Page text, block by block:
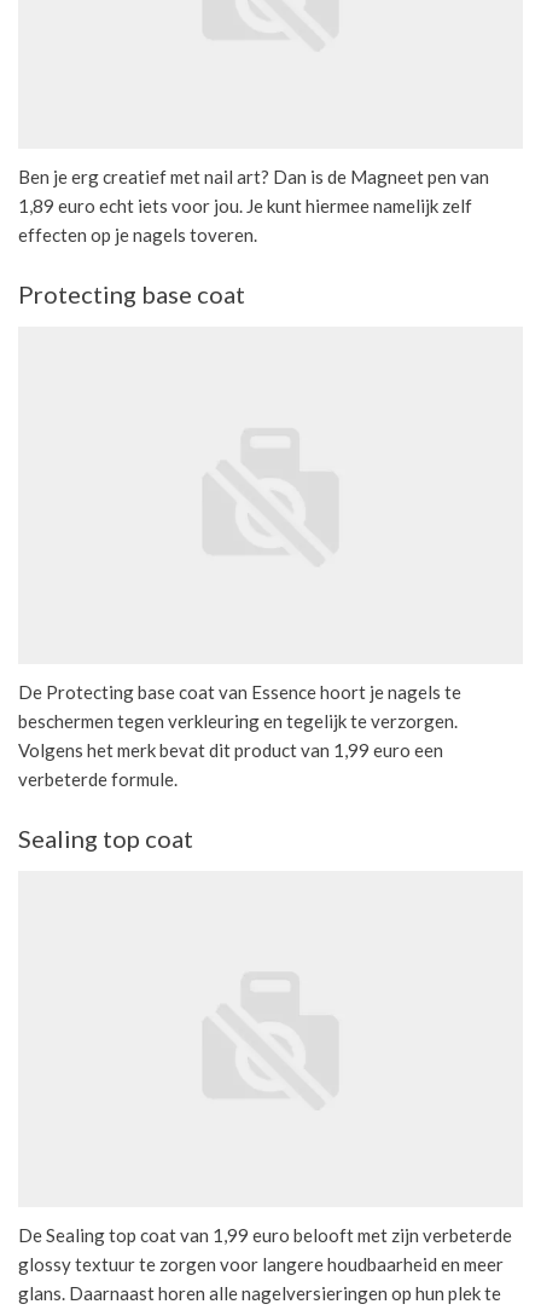
Ben je erg creatief met nail art? Dan is de Magneet pen van
1,89 euro echt iets voor jou. Je kunt hiermee namelijk zelf
effecten op je nagels toveren.
Protecting base coat
De Protecting base coat van Essence hoort je nagels te
beschermen tegen verkleuring en tegelijk te verzorgen.
Volgens het merk bevat dit product van 1,99 euro een
verbeterde formule.
Sealing top coat
De Sealing top coat van 1,99 euro belooft met zijn verbeterde
glossy textuur te zorgen voor langere houdbaarheid en meer
glans. Daarnaast horen alle nagelversieringen op hun plek te